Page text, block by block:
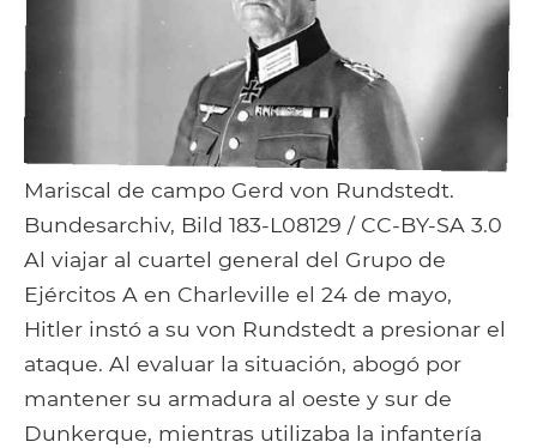
Mariscal de campo Gerd von Rundstedt.
Bundesarchiv, Bild 183-L08129 / CC-BY-SA 3.0
Al viajar al cuartel general del Grupo de
Ejércitos A en Charleville el 24 de mayo,
Hitler instó a su von Rundstedt a presionar el
ataque. Al evaluar la situación, abogó por
mantener su armadura al oeste y sur de
Dunkerque, mientras utilizaba la infantería